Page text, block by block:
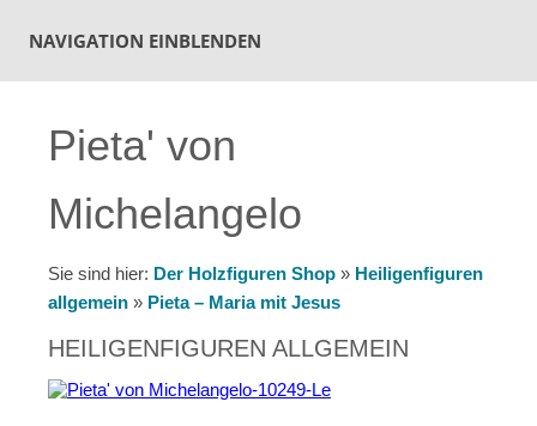
NAVIGATION EINBLENDEN
Pieta' von
Michelangelo
Sie sind hier: Der Holzfiguren Shop » Heiligenfiguren
allgemein » Pieta – Maria mit Jesus
HEILIGENFIGUREN ALLGEMEIN